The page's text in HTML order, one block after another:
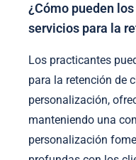
¿Cómo pueden
servicios para la
Los practicantes
para la retención de
personalización,
manteniendo una
personalización